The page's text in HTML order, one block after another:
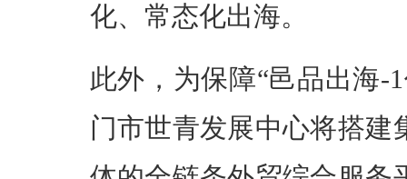
化、常态化出海。
此外，为保障“邑品出海-
门市世青发展中心将搭